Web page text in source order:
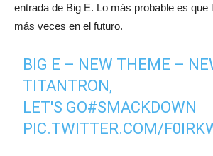
entrada de Big E. Lo más probable es
más veces en el futuro.
BIG E – NEW THEME –
TITANTRON,
LET'S GO#SMACKDOWN
PIC.TWITTER.COM/